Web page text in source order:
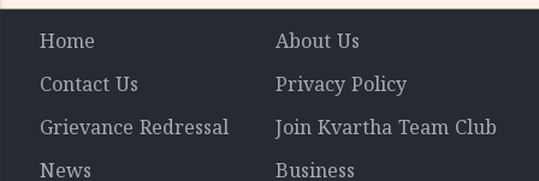
Home
About Us
Contact Us
Privacy Policy
Grievance Redressal
Join Kvartha Team Club
News
Business